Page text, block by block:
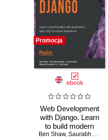
Promocja
ebook
Web Development
with Django. Learn
to build modern
web applications
Ben Shaw, Saurabh Badhwar